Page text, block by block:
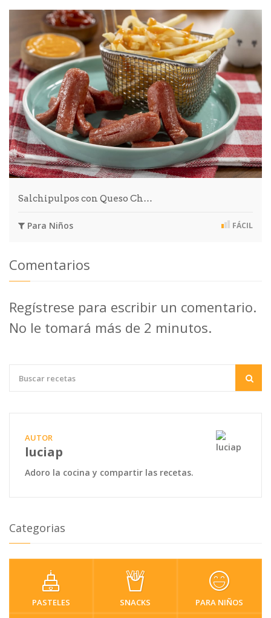
Salchipulpos con Queso Ch…
Para Niños FÁCIL
Comentarios
Regístrese para escribir un comentario.
No le tomará más de 2 minutos.
AUTOR
luciap
Adoro la cocina y compartir las recetas.
Categorias
PASTELES SNACKS PARA NIÑOS